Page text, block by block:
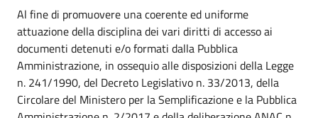
Al fine di promuovere una coerente ed uniforme
attuazione della disciplina dei vari diritti di accesso ai
documenti detenuti e/o formati dalla Pubblica
Amministrazione, in ossequio alle disposizioni della Legge
n. 241/1990, del Decreto Legislativo n. 33/2013, della
Circolare del Ministero per la Semplificazione e la Pubblica